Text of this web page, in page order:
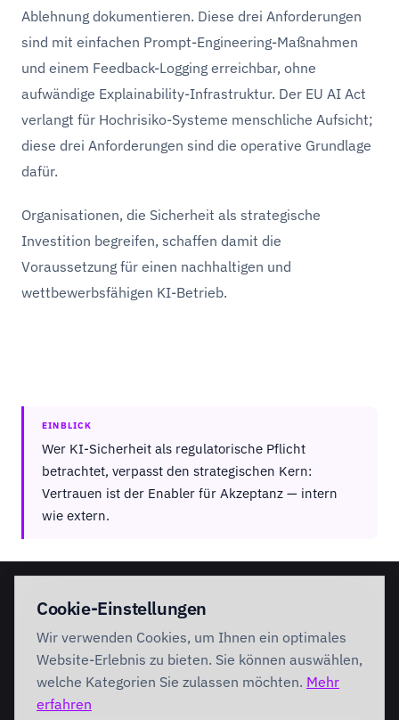
Ablehnung dokumentieren. Diese drei Anforderungen
sind mit einfachen Prompt-Engineering-Maßnahmen
und einem Feedback-Logging erreichbar, ohne
aufwändige Explainability-Infrastruktur. Der EU AI Act
verlangt für Hochrisiko-Systeme menschliche Aufsicht;
diese drei Anforderungen sind die operative Grundlage
dafür.
Organisationen, die Sicherheit als strategische
Investition begreifen, schaffen damit die
Voraussetzung für einen nachhaltigen und
wettbewerbsfähigen KI-Betrieb.
EINBLICK
Wer KI-Sicherheit als regulatorische Pflicht
betrachtet, verpasst den strategischen Kern:
Vertrauen ist der Enabler für Akzeptanz — intern
wie extern.
Nächster Schritt
Im Discovery Workshop bestimmen wir Ihre
Vertrauensreife und die ersten Kontrollen mit dem
Cookie-Einstellungen
Wir verwenden Cookies, um Ihnen ein optimales
Website-Erlebnis zu bieten. Sie können auswählen,
welche Kategorien Sie zulassen möchten. Mehr
erfahren